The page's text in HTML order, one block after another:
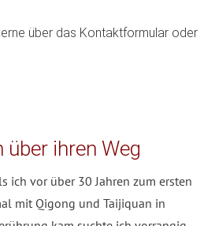
über das Kontaktformular oder
über ihren Weg
ich vor über 30 Jahren zum ersten
mit Qigong und Taijiquan in